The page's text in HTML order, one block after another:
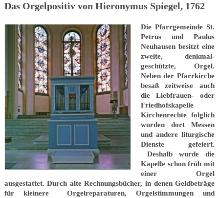
Das Orgelpositiv von Hieronymus Spiegel, 1762
Die Pfarrgemeinde St.
Petrus und Paulus
Neuhausen besitzt eine
zweite, denkmal-
geschützte, Orgel.
Neben der Pfarrkirche
besaß zeitweise auch
die Liebfrauen- oder
Friedhofskapelle
Kirchenrechte folglich
wurden dort Messen
und andere liturgische
Dienste gefeiert.
Deshalb wurde die
Kapelle schon früh mit
einer Orgel
ausgestattet. Durch alte Rechnungsbücher, in denen Geldbeträge
für kleinere Orgelreparaturen, Orgelstimmungen und